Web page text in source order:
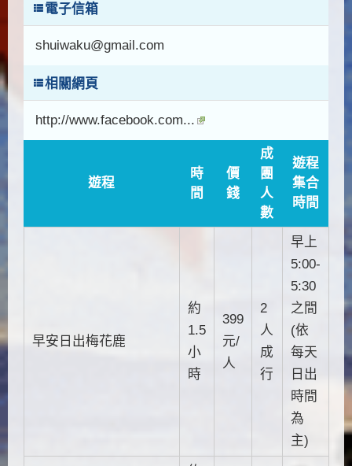
電子信箱
shuiwaku@gmail.com
相關網頁
http://www.facebook.com...
遊程
時
間
價
錢
成
團
人
數
遊程
集合
時間
早安日出梅花鹿
約
1.5
小
時
399
元/
人
2
人
成
行
早上
5:00-
5:30
之間
(依
每天
日出
時間
為
主)